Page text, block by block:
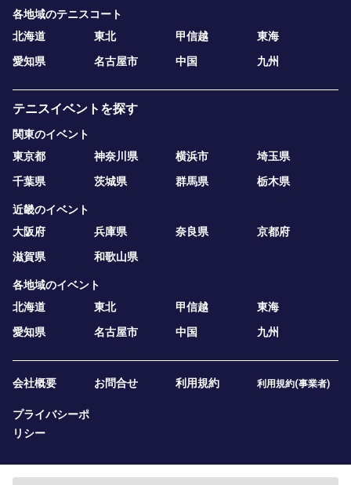
各地域のテニスコート
北海道
東北 甲信越
東海
愛知県
名古屋市 中国 九州
テニスイベントを探す
関東のイベント
東京都
神奈川県 横浜市
埼玉県
千葉県
茨城県 群馬県 栃木県
近畿のイベント
大阪府
兵庫県 奈良県
京都府
滋賀県
和歌山県
各地域のイベント
北海道
東北 甲信越
東海
愛知県
名古屋市 中国 九州
会社概要 お問合せ 利用規約 利用規約(事業者)
プライバシーポ
リシー